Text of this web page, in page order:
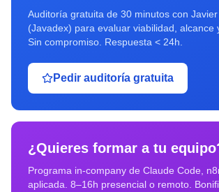
Auditoría gratuita de 30 minutos con
(Javadex) para evaluar viabilidad, alcance
Sin compromiso. Respuesta < 24h.
Pedir auditoría gratuita
¿Quieres formar a tu
Programa in-company de Claude Code,
aplicada. 8–16h presencial o remoto.